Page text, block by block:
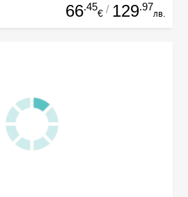
66.45
€ / 129.97
лв.